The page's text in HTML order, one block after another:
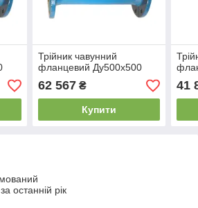
Трійник чавунний
фланцевий Ду500х500
62 567₴
Купити
41
останній рік